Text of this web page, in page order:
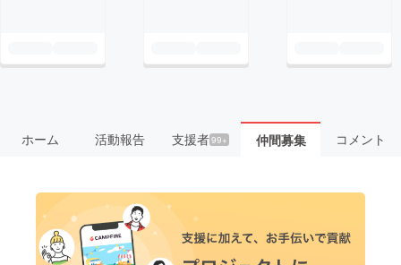
ホーム 活動報告 支援者99+ 仲間募集 コメント